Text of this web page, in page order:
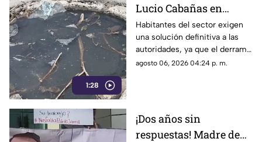
1:28
Lucio Cabañas en
Lerdo exigen a SAPAL
reparar constante brote
de aguas negras
Habitantes del sector exigen
una solución definitiva a las
autoridades, ya que el derrame
representa un grave foco de
agosto 06, 2026 04:24 p. m.
¡Dos años sin
respuestas! Madre de